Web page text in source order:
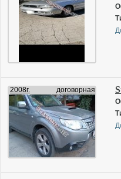
2008г. договорная